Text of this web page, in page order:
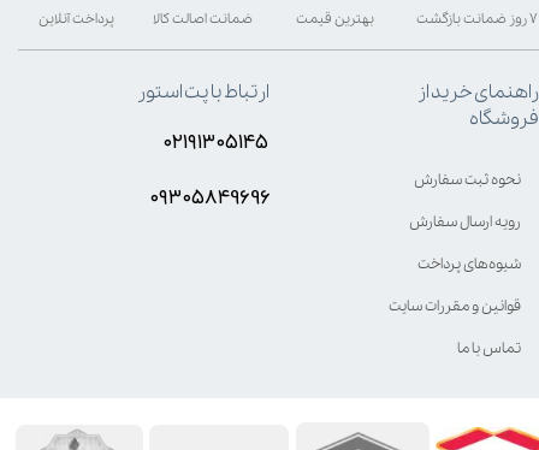
بهترین قیمت پرداخت آنلاین ۷ روز ضمانت بازگشت ضمانت اصالت کالا
راهنمای خرید از
فروشگاه
نحوه ثبت سفارش
رویه ارسال سفارش
شیوه‌های پرداخت
قوانین و مقررات سایت
تماس با ما
ارتباط با پت استور
۰۲۱۹۱۳۰۵۱۴۵
۰۹۳۰۵8۴9696